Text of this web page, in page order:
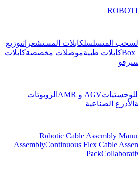
المتسلسلكابلات المستشعراتتوزيع
Boxكابلات طبيةموصلات مخصصةكابلات
AGV و AMR
الروبوتات
الأذرع الصناعية
Robotic Cable Assembly
AssemblyContinuous Flex Cable
Pack